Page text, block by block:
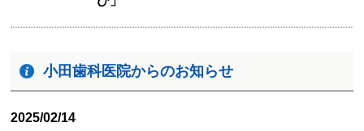
小田歯科医院からのお知らせ
2025/02/14